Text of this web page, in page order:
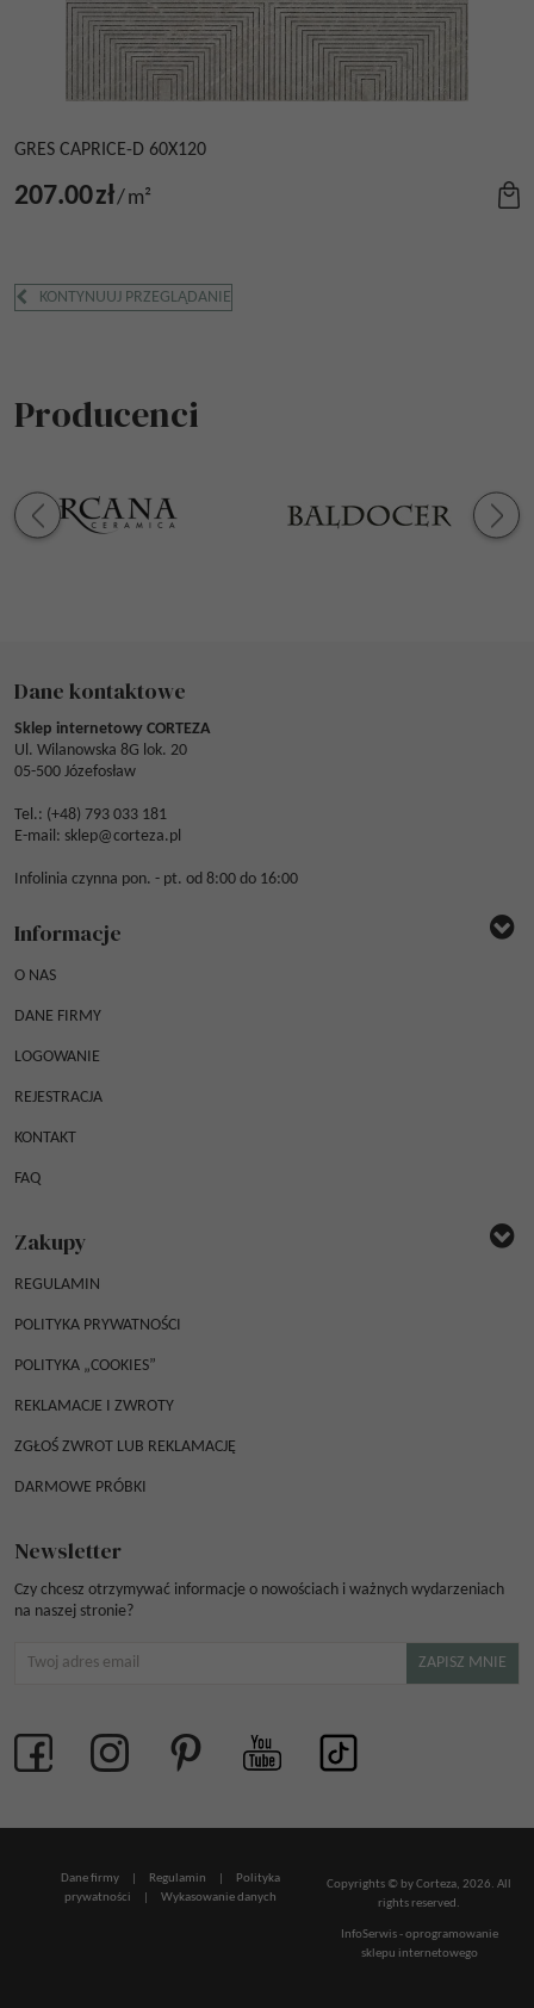
GRES CAPRICE-D 60X120
207.00zł/m²
KONTYNUUJ PRZEGLĄDANIE
Producenci
Dane kontaktowe
Sklep internetowy CORTEZA
Ul. Wilanowska 8G lok. 20
05-500 Józefosław
Tel.: (+48) 793 033 181
E-mail: sklep@corteza.pl
Infolinia czynna pon. - pt. od 8:00 do 16:00
Informacje
O NAS
DANE FIRMY
LOGOWANIE
REJESTRACJA
KONTAKT
FAQ
Zakupy
REGULAMIN
POLITYKA PRYWATNOŚCI
POLITYKA „COOKIES”
REKLAMACJE I ZWROTY
ZGŁOŚ ZWROT LUB REKLAMACJĘ
DARMOWE PRÓBKI
Newsletter
Czy chcesz otrzymywać informacje o nowościach i ważnych wydarzeniach
na naszej stronie?
Copyrights © by Corteza, 2026. All
rights reserved.
InfoSerwis-oprogramowanie
sklepu internetowego
Dane firmy Regulamin
Polityka
prywatności
Wykasowanie danych